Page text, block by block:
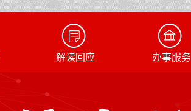
解读回应 办事服务